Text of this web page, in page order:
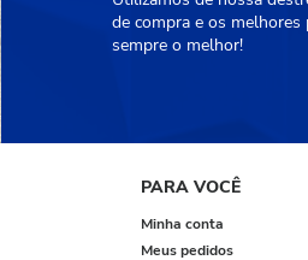
de compra e os melhores
sempre o melhor!
PARA VOCÊ
Minha conta
Meus pedidos